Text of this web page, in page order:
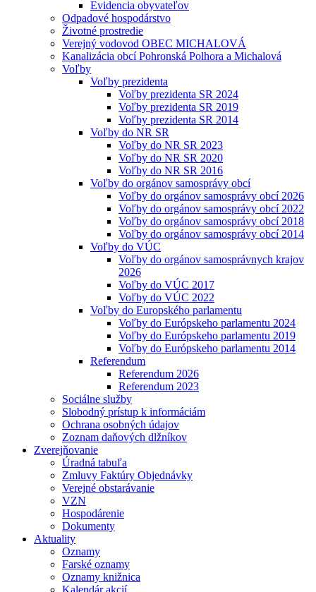
Evidencia obyvateľov
Odpadové hospodárstvo
Životné prostredie
Verejný vodovod OBEC MICHALOVÁ
Kanalizácia obcí Pohronská Polhora a Michalová
Voľby
Voľby prezidenta
Voľby prezidenta SR 2024
Voľby prezidenta SR 2019
Voľby prezidenta SR 2014
Voľby do NR SR
Voľby do NR SR 2023
Voľby do NR SR 2020
Voľby do NR SR 2016
Voľby do orgánov samosprávy obcí
Voľby do orgánov samosprávy obcí 2026
Voľby do orgánov samosprávy obcí 2022
Voľby do orgánov samosprávy obcí 2018
Voľby do orgánov samosprávy obcí 2014
Voľby do VÚC
Voľby do orgánov samosprávnych krajov
2026
Voľby do VÚC 2017
Voľby do VÚC 2022
Voľby do Europského parlamentu
Voľby do Európskeho parlamentu 2024
Voľby do Európskeho parlamentu 2019
Voľby do Európskeho parlamentu 2014
Referendum
Referendum 2026
Referendum 2023
Sociálne služby
Slobodný prístup k informáciám
Ochrana osobných údajov
Zoznam daňových dlžníkov
Zverejňovanie
Úradná tabuľa
Zmluvy Faktúry Objednávky
Verejné obstarávanie
VZN
Hospodárenie
Dokumenty
Aktuality
Oznamy
Farské oznamy
Oznamy knižnica
Kalendár akcií